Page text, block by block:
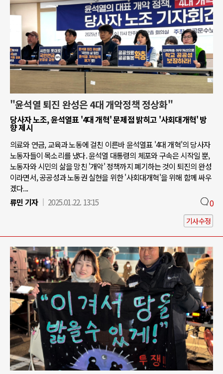
"윤석열 퇴진 완성은 4대 개악정책 정상화"
당사자 노조, 윤석열표 '4대 개혁' 문제점 밝히고 '사회대개혁' 방
향 제시
의료와 연금, 교육과 노동에 걸친 이른바 윤석열표 '4대 개혁'의 당사자
노동자들이 목소리를 냈다. 윤석열 대통령의 체포와 구속은 시작일 뿐,
노동자와 시민의 삶을 망친 '개악' 정책까지 폐기하는 것이 퇴진의 완성
이라면서, 공공성과 노동권 실현을 위한 '사회대개혁'을 위해 함께 싸우
겠다...
류민 기자
2025.01.22. 13:15 0
기사수정